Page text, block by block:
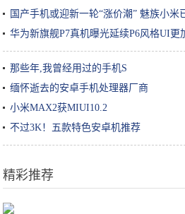
国产手机或迎新一轮“涨价潮” 魅族小米
华为新旗舰P7真机曝光延续P6风格UI更
那些年,我曾经用过的手机S
缅怀逝去的安卓手机处理器厂商
小米MAX2获MIUI10.2
不过3K！五款特色安卓机推荐
精彩推荐